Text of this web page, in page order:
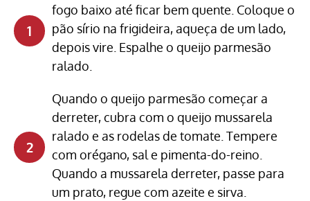
fogo baixo até ficar bem quente. Coloque o
pão sírio na frigideira, aqueça de um lado,
depois vire. Espalhe o queijo parmesão
ralado.
Quando o queijo parmesão começar a
derreter, cubra com o queijo mussarela
ralado e as rodelas de tomate. Tempere
com orégano, sal e pimenta-do-reino.
Quando a mussarela derreter, passe para
um prato, regue com azeite e sirva.